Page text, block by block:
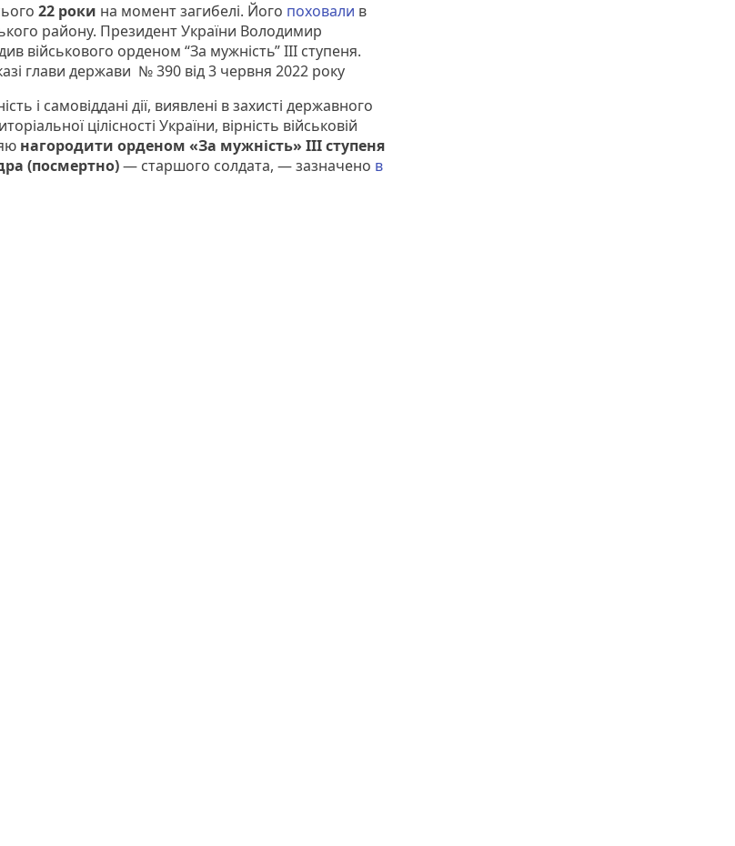
22 роки на момент загибелі. Його поховали в
району. Президент України Володимир
військового орденом “За мужність” ІІІ ступеня.
глави держави № 390 від 3 червня 2022 року
і самовіддані дії, виявлені в захисті державного
цілісності України, вірність військовій
нагородити орденом «За мужність» ІІІ ступеня
(посмертно)— старшого солдата, — зазначено в